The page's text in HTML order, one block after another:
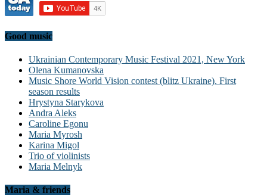
Good music
Ukrainian Contemporary Music Festival 2021, New York
Olena Kumanovska
Music Shore World Vision contest (blitz Ukraine). First
season results
Hrystyna Starykova
Andra Aleks
Caroline Egonu
Maria Myrosh
Karina Migol
Trio of violinists
Maria Melnyk
Maria & friends